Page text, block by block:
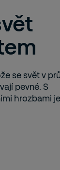
se svět v
pevné. S
hrozbami